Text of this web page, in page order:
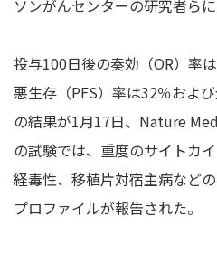
ソンがんセンターの研究者ら
投与100日後の奏効（OR）率
悪生存（PFS）率は32％およ
の結果が1月17日、Nature
の試験では、重度のサイトカ
経毒性、移植片対宿主病など
プロファイルが報告された。